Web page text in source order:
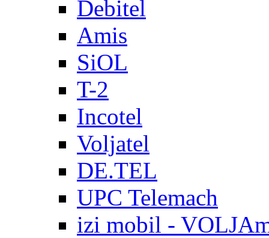
Debitel
Amis
SiOL
T-2
Incotel
Voljatel
DE.TEL
UPC Telemach
izi mobil -